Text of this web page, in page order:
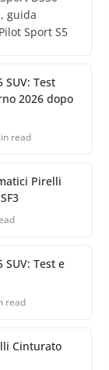
guida
Sport S5
Test
2026 dopo
read
Pirelli
Test e
read
Cinturato